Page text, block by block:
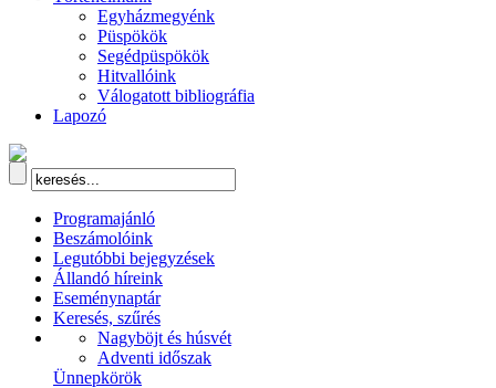
Egyházmegyénk
Püspökök
Segédpüspökök
Hitvallóink
Válogatott bibliográfia
Lapozó
Programajánló
Beszámolóink
Legutóbbi bejegyzések
Állandó híreink
Eseménynaptár
Keresés, szűrés
Nagyböjt és húsvét
Adventi időszak
Ünnepkörök